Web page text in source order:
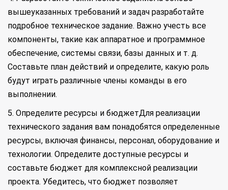
вышеуказанных требований и задач разработайте
подробное техническое задание. Важно учесть все
компоненты, такие как аппаратное и программное
обеспечение, системы связи, базы данных и т. д.
Составьте план действий и определите, какую роль
будут играть различные члены команды в его
выполнении.
5. Определите ресурсы и бюджетДля реализации
технического задания вам понадобятся определенные
ресурсы, включая финансы, персонал, оборудование и
технологии. Определите доступные ресурсы и
составьте бюджет для комплексной реализации
проекта. Убедитесь, что бюджет позволяет